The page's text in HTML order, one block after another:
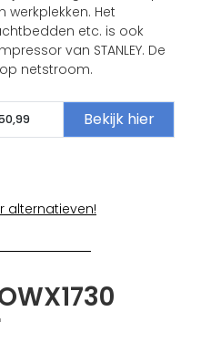
Het
etc. is ook
van STANLEY. De
netstroom.
Bekijk hier
alternatieven!